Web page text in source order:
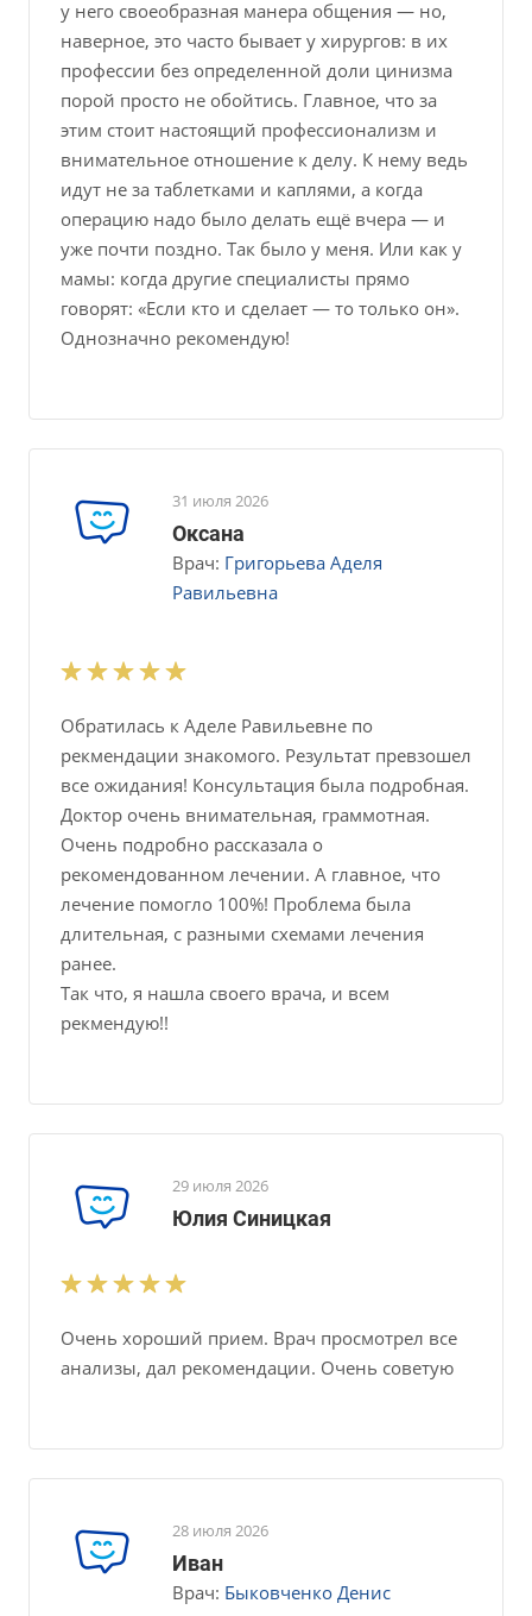
у него своеобразная манера общения — но,
наверное, это часто бывает у хирургов: в их
профессии без определенной доли цинизма
порой просто не обойтись. Главное, что за
этим стоит настоящий профессионализм и
внимательное отношение к делу. К нему ведь
идут не за таблетками и каплями, а когда
операцию надо было делать ещё вчера — и
уже почти поздно. Так было у меня. Или как у
мамы: когда другие специалисты прямо
говорят: «Если кто и сделает — то только он».
Однозначно рекомендую!
31 июля 2026
Оксана
Врач: Григорьева Аделя
Равильевна
Обратилась к Аделе Равильевне по
рекмендации знакомого. Результат превзошел
все ожидания! Консультация была подробная.
Доктор очень внимательная, граммотная.
Очень подробно рассказала о
рекомендованном лечении. А главное, что
лечение помогло 100%! Проблема была
длительная, с разными схемами лечения
ранее.
Так что, я нашла своего врача, и всем
рекмендую!!
29 июля 2026
Юлия Синицкая
Очень хороший прием. Врач просмотрел все
анализы, дал рекомендации. Очень советую
28 июля 2026
Иван
Врач: Быковченко Денис